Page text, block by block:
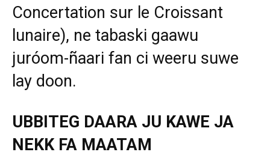
Concertation sur le Croissant
lunaire), ne tabaski gaawu
juróom-ñaari fan ci weeru suwe
lay doon.
UBBITEG DAARA JU KAWE JA
NEKK FA MAATAM